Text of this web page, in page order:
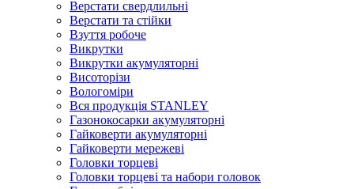
Верстати свердлильні
Верстати та стійки
Взуття робоче
Викрутки
Викрутки акумуляторні
Висоторізи
Вологоміри
Вся продукція STANLEY
Газонокосарки акумуляторні
Гайковерти акумуляторні
Гайковерти мережеві
Головки торцеві
Головки торцеві та набори головок